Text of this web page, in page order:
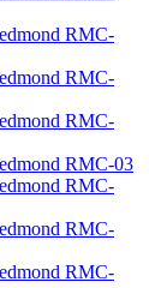
RMC-
RMC-
RMC-
RMC-03
RMC-
RMC-
RMC-